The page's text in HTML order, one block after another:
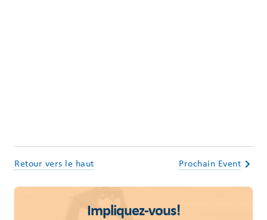
Retour vers le haut Prochain Event
Impliquez-vous!